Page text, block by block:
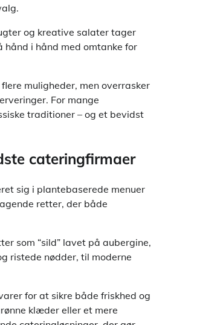
og kreative salater tager
i hånd med omtanke for
muligheder, men overrasker
For mange
traditioner – og et bevidst
cateringfirmaer
sig i plantebaserede menuer
retter, der både
som “sild” lavet på aubergine,
ristede nødder, til moderne
for at sikre både friskhed og
klæder eller et mere